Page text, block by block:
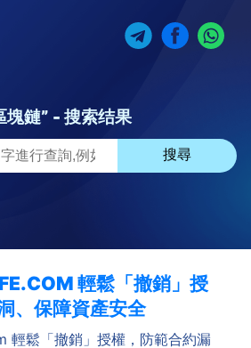
塊鏈” - 搜索结果
搜尋
輕鬆「撤銷」授
、保障資產安全
輕鬆「撤銷」授權，防範合約漏